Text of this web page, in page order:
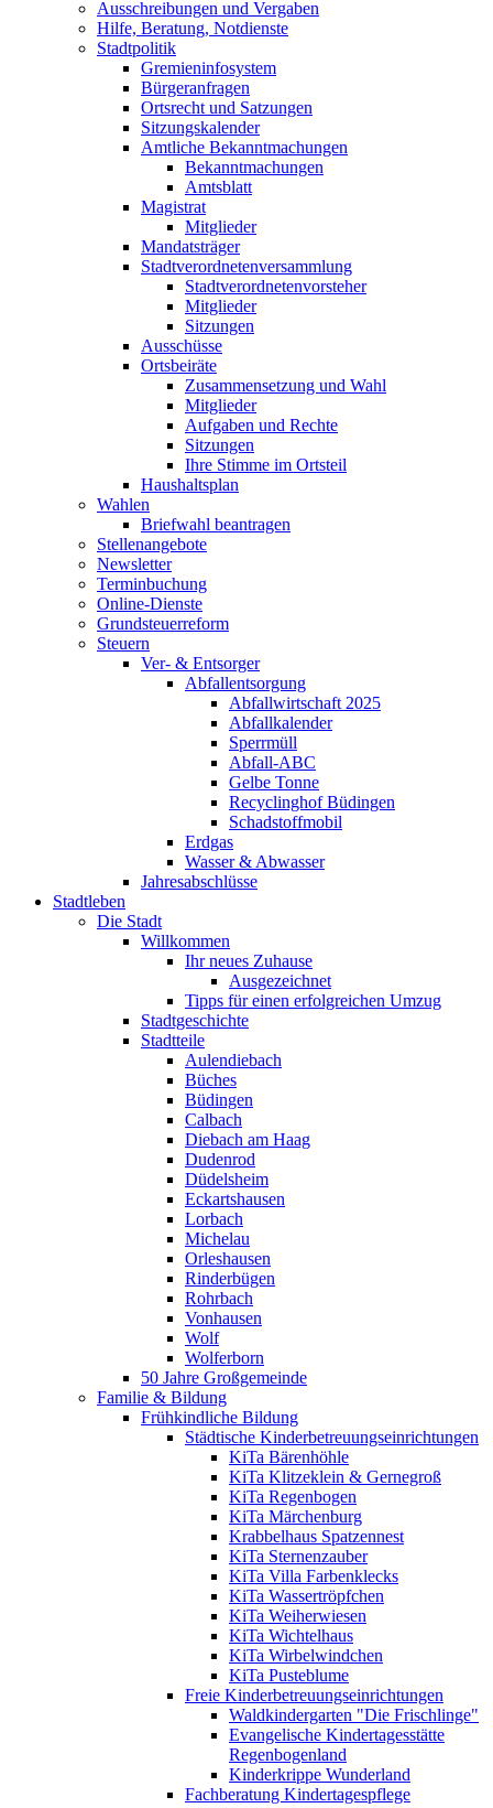
Ausschreibungen und Vergaben
Hilfe, Beratung, Notdienste
Stadtpolitik
Gremieninfosystem
Bürgeranfragen
Ortsrecht und Satzungen
Sitzungskalender
Amtliche Bekanntmachungen
Bekanntmachungen
Amtsblatt
Magistrat
Mitglieder
Mandatsträger
Stadtverordnetenversammlung
Stadtverordnetenvorsteher
Mitglieder
Sitzungen
Ausschüsse
Ortsbeiräte
Zusammensetzung und Wahl
Mitglieder
Aufgaben und Rechte
Sitzungen
Ihre Stimme im Ortsteil
Haushaltsplan
Wahlen
Briefwahl beantragen
Stellenangebote
Newsletter
Terminbuchung
Online-Dienste
Grundsteuerreform
Steuern
Ver- & Entsorger
Abfallentsorgung
Abfallwirtschaft 2025
Abfallkalender
Sperrmüll
Abfall-ABC
Gelbe Tonne
Recyclinghof Büdingen
Schadstoffmobil
Erdgas
Wasser & Abwasser
Jahresabschlüsse
Stadtleben
Die Stadt
Willkommen
Ihr neues Zuhause
Ausgezeichnet
Tipps für einen erfolgreichen Umzug
Stadtgeschichte
Stadtteile
Aulendiebach
Büches
Büdingen
Calbach
Diebach am Haag
Dudenrod
Düdelsheim
Eckartshausen
Lorbach
Michelau
Orleshausen
Rinderbügen
Rohrbach
Vonhausen
Wolf
Wolferborn
50 Jahre Großgemeinde
Familie & Bildung
Frühkindliche Bildung
Städtische Kinderbetreuungseinrichtungen
KiTa Bärenhöhle
KiTa Klitzeklein & Gernegroß
KiTa Regenbogen
KiTa Märchenburg
Krabbelhaus Spatzennest
KiTa Sternenzauber
KiTa Villa Farbenklecks
KiTa Wassertröpfchen
KiTa Weiherwiesen
KiTa Wichtelhaus
KiTa Wirbelwindchen
KiTa Pusteblume
Freie Kinderbetreuungseinrichtungen
Waldkindergarten "Die Frischlinge"
Evangelische Kindertagesstätte
Regenbogenland
Kinderkrippe Wunderland
Fachberatung Kindertagespflege